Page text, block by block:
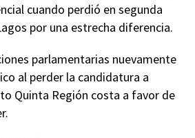
cuando perdió en segunda
por una estrecha diferencia.
parlamentarias nuevamente
al perder la candidatura a
Quinta Región costa a favor de